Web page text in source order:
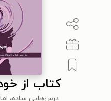
کتاب از
درس‌هایی ساده،